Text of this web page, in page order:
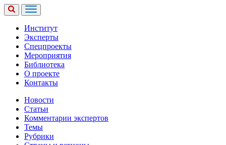
Институт
Эксперты
Спецпроекты
Мероприятия
Библиотека
О проекте
Контакты
Новости
Статьи
Комментарии экспертов
Темы
Рубрики